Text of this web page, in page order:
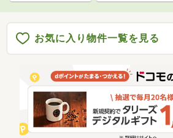
お気に入り物件一覧を見る